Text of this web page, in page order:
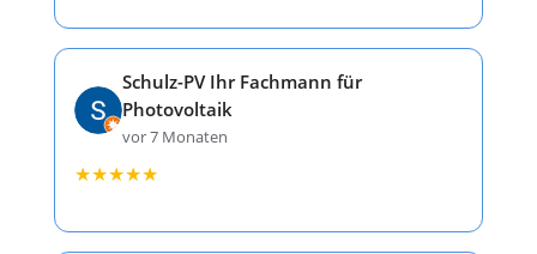
Schulz-PV Ihr Fachmann für
Photovoltaik
vor 7 Monaten
★★★★★